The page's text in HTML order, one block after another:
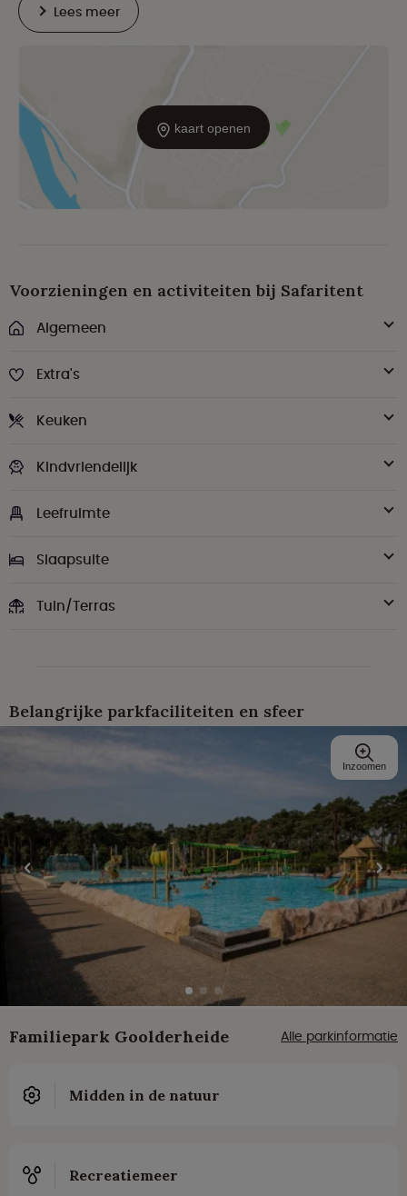
kaart openen
Lees meer
Voorzieningen en activiteiten bij Safaritent
Algemeen
Extra's
Keuken
Kindvriendelijk
Leefruimte
Slaapsuite
Tuin/Terras
Belangrijke parkfaciliteiten en sfeer
Inzoomen
Familiepark Goolderheide Alle parkinformatie
Midden in de natuur
Recreatiemeer